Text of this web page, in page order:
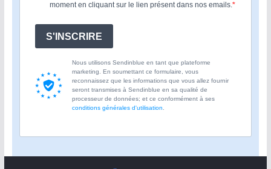
moment en cliquant sur le lien présent dans nos emails.
S'INSCRIRE
Nous utilisons Sendinblue en tant que plateforme
marketing. En soumettant ce formulaire, vous
reconnaissez que les informations que vous allez fournir
seront transmises à Sendinblue en sa qualité de
processeur de données; et ce conformément à ses
conditions générales d'utilisation